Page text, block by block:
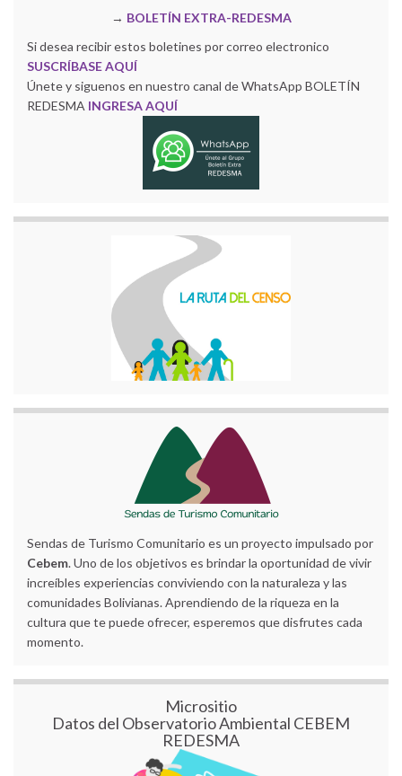
→ BOLETÍN EXTRA-REDESMA
Si desea recibir estos boletines por correo electronico
SUSCRÍBASE AQUÍ
Únete y siguenos en nuestro canal de WhatsApp BOLETÍN
REDESMA INGRESA AQUÍ
Sendas de Turismo Comunitario es un proyecto impulsado por
Cebem. Uno de los objetivos es brindar la oportunidad de vivir
increíbles experiencias conviviendo con la naturaleza y las
comunidades Bolivianas. Aprendiendo de la riqueza en la
cultura que te puede ofrecer, esperemos que disfrutes cada
momento.
Micrositio
Datos del Observatorio Ambiental CEBEM
REDESMA